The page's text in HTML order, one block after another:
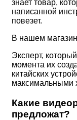
знает товар,
написанной
повезет.
В нашем
Эксперт,
момента их
китайских
максимальными
Какие
предложат?